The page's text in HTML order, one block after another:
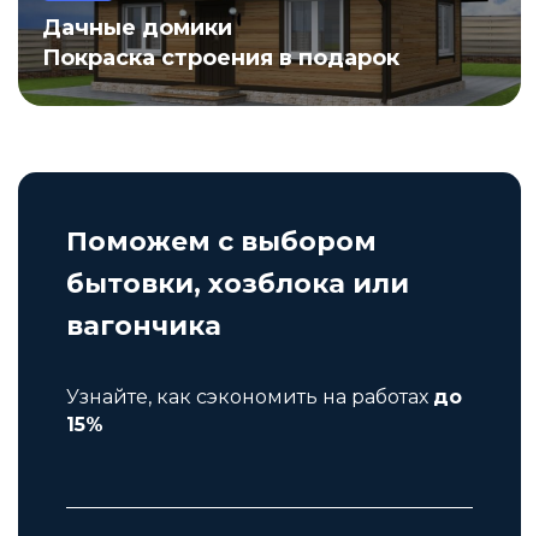
Дачные домики
Покраска строения в подарок
Поможем с выбором
бытовки, хозблока или
вагончика
Узнайте, как сэкономить на работах до
15%